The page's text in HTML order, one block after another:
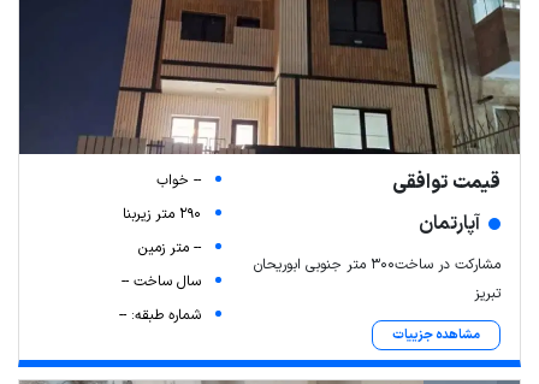
قیمت توافقی
آپارتمان
مشارکت در ساخت۳۰۰ متر جنوبی ابوریحان
تبریز
مشاهده جزییات
-- خواب
290 متر زیربنا
-- متر زمین
سال ساخت --
شماره طبقه: --